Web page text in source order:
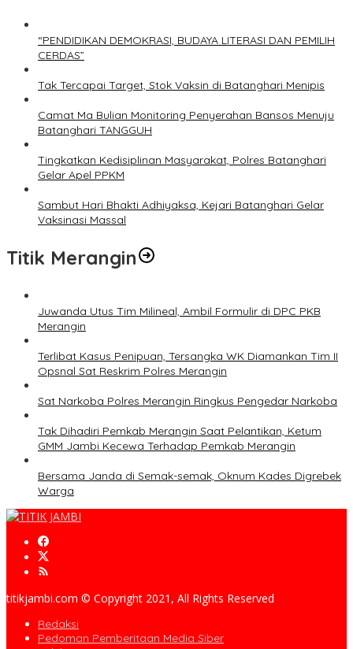
“PENDIDIKAN DEMOKRASI, BUDAYA LITERASI DAN PEMILIH
CERDAS”
Tak Tercapai Target, Stok Vaksin di Batanghari Menipis
Camat Ma Bulian Monitoring Penyerahan Bansos Menuju
Batanghari TANGGUH
Tingkatkan Kedisiplinan Masyarakat, Polres Batanghari
Gelar Apel PPKM
Sambut Hari Bhakti Adhiyaksa, Kejari Batanghari Gelar
Vaksinasi Massal
Titik Merangin
Juwanda Utus Tim Milineal, Ambil Formulir di DPC PKB
Merangin
Terlibat Kasus Penipuan, Tersangka WK Diamankan Tim II
Opsnal Sat Reskrim Polres Merangin
Sat Narkoba Polres Merangin Ringkus Pengedar Narkoba
Tak Dihadiri Pemkab Merangin Saat Pelantikan, Ketum
GMM Jambi Kecewa Terhadap Pemkab Merangin
Bersama Janda di Semak-semak, Oknum Kades Digrebek
Warga
titikjambi.com © Copyright 2021, All Rights Reserved
Redaksi
Pedoman Pemberitaan Media Siber